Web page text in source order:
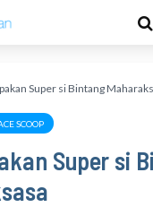
Super si Bintang
SCOOP
Super si